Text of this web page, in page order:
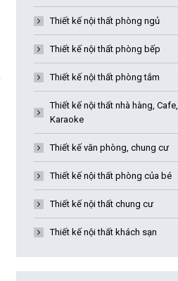
Thiết kế nội thất phòng ngủ
Thiết kế nội thất phòng bếp
Thiết kế nội thất phòng tắm
Thiết kế nội thất nhà hàng, Cafe,
Karaoke
Thiết kế văn phòng, chung cư
Thiết kế nội thất phòng của bé
Thiết kế nội thất chung cư
Thiết kế nội thất khách sạn